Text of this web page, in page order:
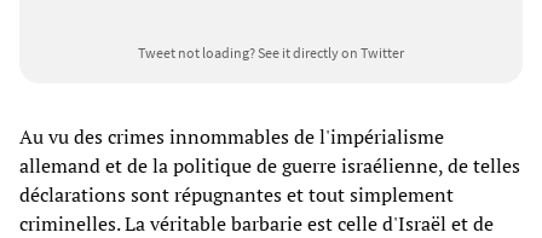
Tweet not loading?See it directly on Twitter
Au vu des crimes innommables de l'impérialisme
allemand et de la politique de guerre israélienne, de telles
déclarations sont répugnantes et tout simplement
criminelles. La véritable barbarie est celle d'Israël et de